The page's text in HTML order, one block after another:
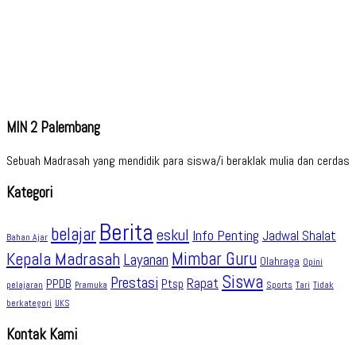
MIN 2 Palembang
Sebuah Madrasah yang mendidik para siswa/i beraklak mulia dan cerdas
Kategori
Bahan Ajar belajar Berita eskul Info Penting Jadwal Shalat
Kepala Madrasah Layanan Mimbar Guru Olahraga Opini
pelajaran PPDB Pramuka Prestasi Ptsp Rapat Siswa Sports Tari Tidak
berkategori UKS
Kontak Kami